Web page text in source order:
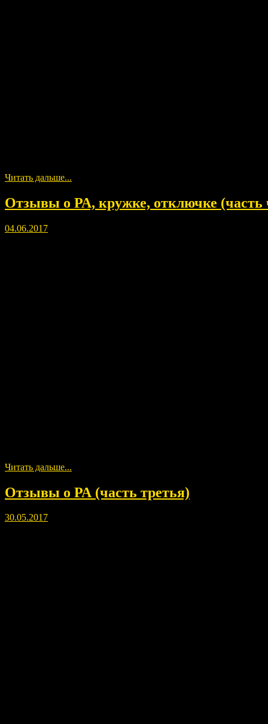
Читать дальше...
Отзывы о РА, кружке, отключке (часть
04.06.2017
Читать дальше...
Отзывы о РА (часть третья)
30.05.2017